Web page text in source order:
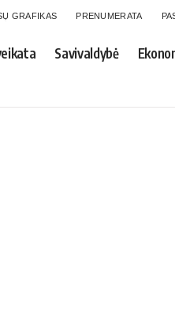
GRAFIKAS PRENUMERATA
Savivaldybė